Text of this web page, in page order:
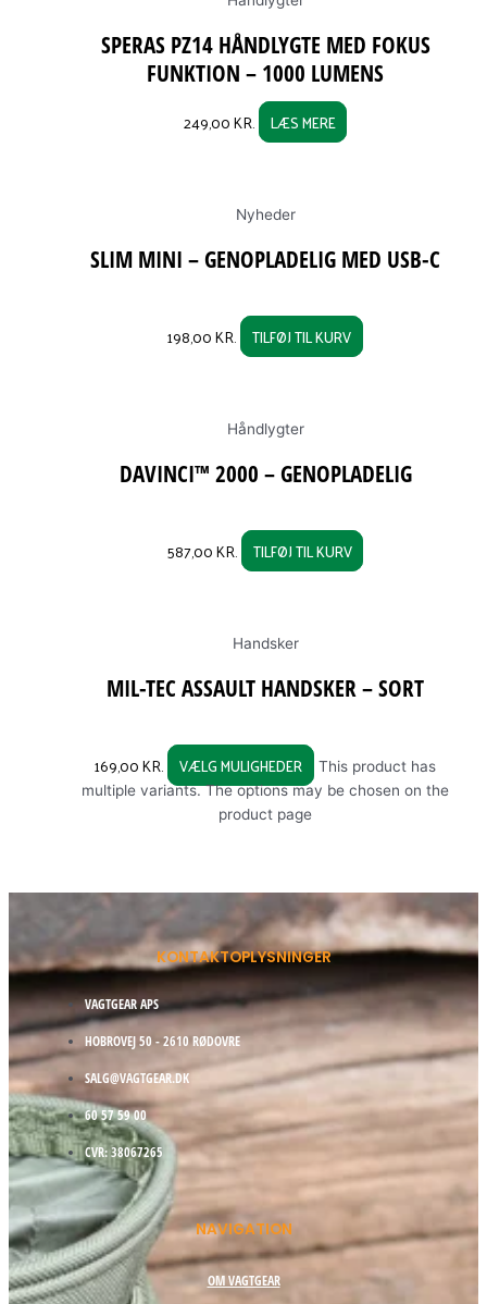
SPERAS PZ14 HÅNDLYGTE MED FOKUS
FUNKTION – 1000 LUMENS
249,00KR. LÆS MERE
Nyheder
SLIM MINI – GENOPLADELIG MED USB-C
198,00KR. TILFØJ TIL KURV
Håndlygter
DAVINCI™ 2000 – GENOPLADELIG
587,00KR. TILFØJ TIL KURV
Handsker
MIL-TEC ASSAULT HANDSKER – SORT
169,00KR. VÆLG MULIGHEDER
This product has
multiple variants. The options may be chosen on the
product page
KONTAKTOPLYSNINGER
VAGTGEAR APS
HOBROVEJ 50 - 2610 RØDOVRE
SALG@VAGTGEAR.DK
60 57 59 00
CVR: 38067265
NAVIGATION
OM VAGTGEAR